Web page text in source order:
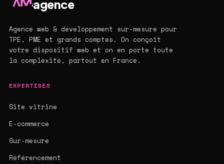
agence
Agence web & développement sur-mesure pour
TPE, PME et grands comptes. On conçoit
votre dispositif web et on en porte toute
la complexité, partout en France.
EXPERTISES
Site vitrine
E-commerce
Sur-mesure
Référencement